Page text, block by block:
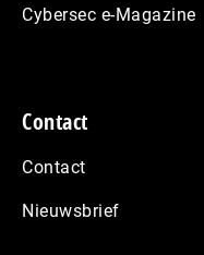
Cybersec e-Magazine
Contact
Contact
Nieuwsbrief